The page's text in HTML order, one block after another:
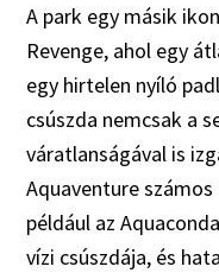
A park egy másik
Revenge, ahol egy
egy hirtelen nyíló
csúszda nemcsak a
váratlanságával is
Aquaventure
például az
vízi csúszdája, és